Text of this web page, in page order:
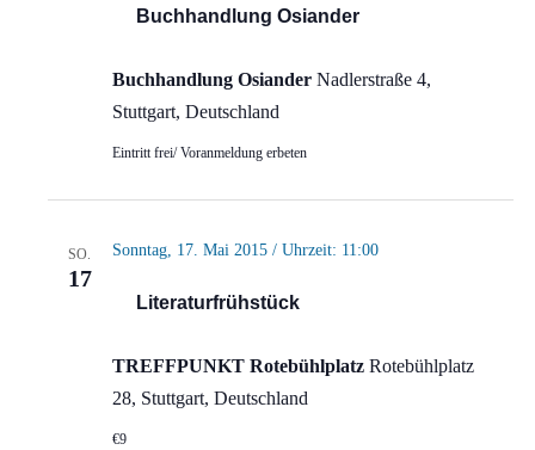
Buchhandlung Osiander
Buchhandlung Osiander Nadlerstraße 4,
Stuttgart, Deutschland
Eintritt frei/ Voranmeldung erbeten
SO.
17
Literaturfrühstück
Sonntag, 17. Mai 2015 / Uhrzeit: 11:00
TREFFPUNKT Rotebühlplatz Rotebühlplatz
28, Stuttgart, Deutschland
€9